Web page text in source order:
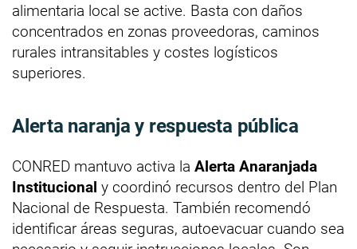
alimentaria local se active. Basta con daños
concentrados en zonas proveedoras, caminos
rurales intransitables y costes logísticos
superiores.
Alerta naranja y respuesta pública
CONRED mantuvo activa la Alerta Anaranjada
Institucional y coordinó recursos dentro del Plan
Nacional de Respuesta. También recomendó
identificar áreas seguras, autoevacuar cuando sea